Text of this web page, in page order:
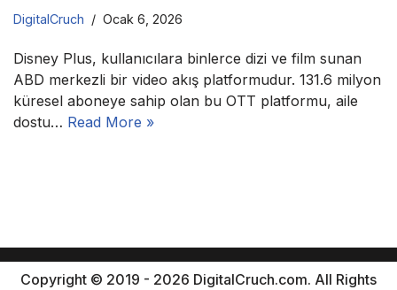
DigitalCruch Ocak 6, 2026
Disney Plus, kullanıcılara binlerce dizi ve film sunan
ABD merkezli bir video akış platformudur. 131.6 milyon
küresel aboneye sahip olan bu OTT platformu, aile
dostu… Read More »
Copyright © 2019 - 2026 DigitalCruch.com. All Rights